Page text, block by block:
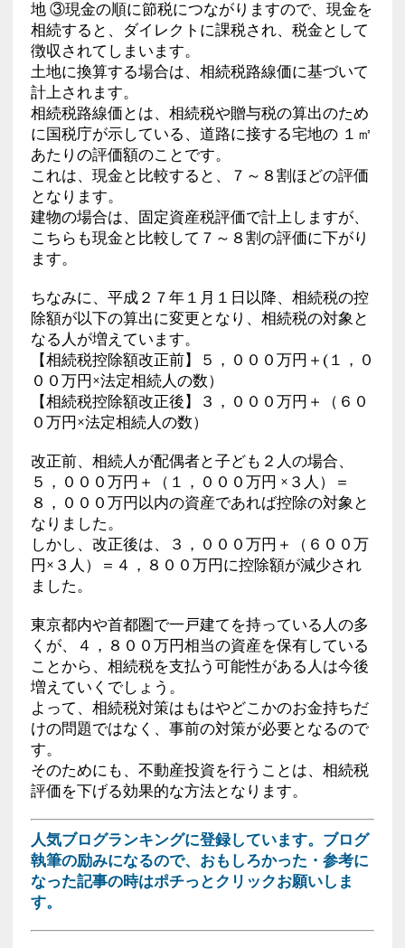
地 ③現金の順に節税につながりますので、現金を
相続すると、ダイレクトに課税され、税金として
徴収されてしまいます。
土地に換算する場合は、相続税路線価に基づいて
計上されます。
相続税路線価とは、相続税や贈与税の算出のため
に国税庁が示している、道路に接する宅地の １㎡
あたりの評価額のことです。
これは、現金と比較すると、７～８割ほどの評価
となります。
建物の場合は、固定資産税評価で計上しますが、
こちらも現金と比較して７～８割の評価に下がり
ます。
ちなみに、平成２７年１月１日以降、相続税の控
除額が以下の算出に変更となり、相続税の対象と
なる人が増えています。
【相続税控除額改正前】５，０００万円＋(１，０
００万円×法定相続人の数）
【相続税控除額改正後】３，０００万円＋（６０
０万円×法定相続人の数）
改正前、相続人が配偶者と子ども２人の場合、
５，０００万円＋（１，０００万円 ×３人）＝
８，０００万円以内の資産であれば控除の対象と
なりました。
しかし、改正後は、３，０００万円＋（６００万
円×３人）＝４，８００万円に控除額が減少され
ました。
東京都内や首都圏で一戸建てを持っている人の多
くが、４，８００万円相当の資産を保有している
ことから、相続税を支払う可能性がある人は今後
増えていくでしょう。
よって、相続税対策はもはやどこかのお金持ちだ
けの問題ではなく、事前の対策が必要となるので
す。
そのためにも、不動産投資を行うことは、相続税
評価を下げる効果的な方法となります。
人気ブログランキングに登録しています。ブログ
執筆の励みになるので、おもしろかった・参考に
なった記事の時はポチっとクリックお願いしま
す。